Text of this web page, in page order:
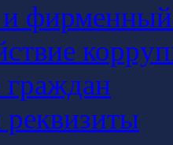
фирменный